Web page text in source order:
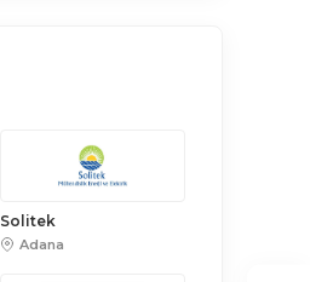
Solitek
Adana